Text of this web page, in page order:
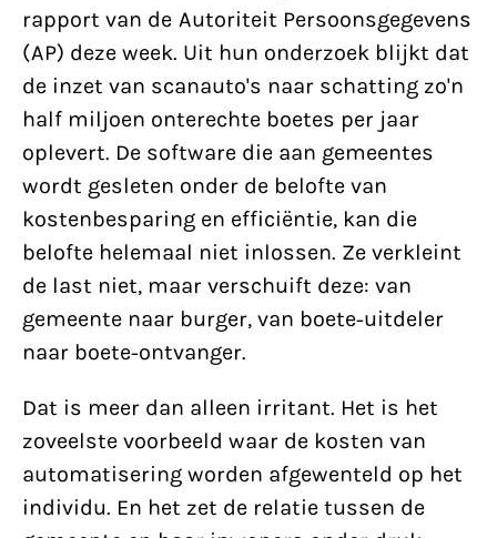
rapport van de Autoriteit Persoonsgegevens
(AP) deze week. Uit hun onderzoek blijkt dat
de inzet van scanauto's naar schatting zo'n
half miljoen onterechte boetes per jaar
oplevert. De software die aan gemeentes
wordt gesleten onder de belofte van
kostenbesparing en efficiëntie, kan die
belofte helemaal niet inlossen. Ze verkleint
de last niet, maar verschuift deze: van
gemeente naar burger, van boete-uitdeler
naar boete-ontvanger.
Dat is meer dan alleen irritant. Het is het
zoveelste voorbeeld waar de kosten van
automatisering worden afgewenteld op het
individu. En het zet de relatie tussen de